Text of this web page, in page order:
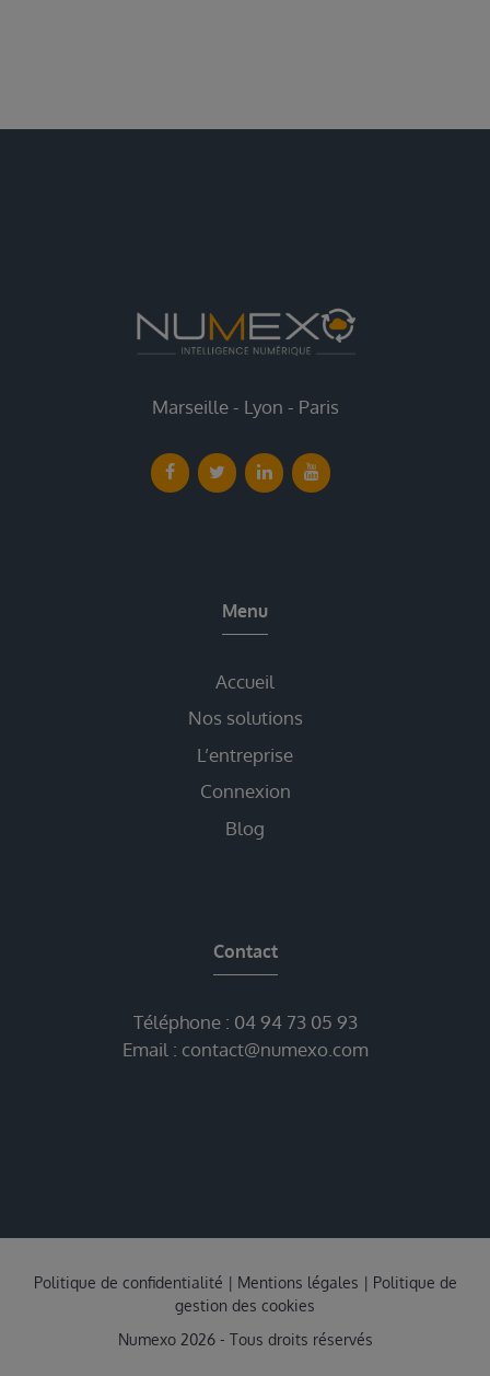
Marseille - Lyon - Paris
Menu
Accueil
Nos solutions
L’entreprise
Connexion
Blog
Contact
Téléphone : 04 94 73 05 93
Email : contact@numexo.com
Politique de confidentialité | Mentions légales | Politique de
gestion des cookies
Numexo 2026 - Tous droits réservés